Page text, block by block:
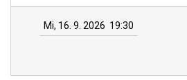
Mi, 16. 9. 2026 19:30